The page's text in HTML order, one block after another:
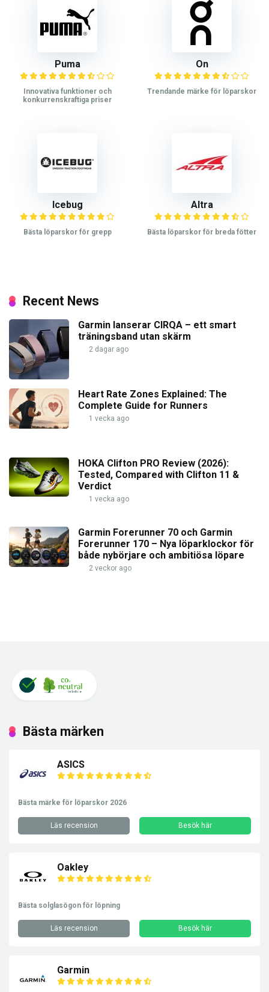
Puma
Innovativa funktioner och
konkurrenskraftiga priser
On
Trendande märke för löparskor
Icebug
Bästa löparskor för grepp
Altra
Bästa löparskor för breda fötter
Recent News
Garmin lanserar CIRQA – ett smart
träningsband utan skärm
2 dagar ago
Heart Rate Zones Explained: The
Complete Guide for Runners
1 vecka ago
HOKA Clifton PRO Review (2026):
Tested, Compared with Clifton 11 &
Verdict
1 vecka ago
Garmin Forerunner 70 och Garmin
Forerunner 170 – Nya löparklockor för
både nybörjare och ambitiösa löpare
2 veckor ago
Bästa märken
ASICS
Bästa märke för löparskor 2026
Läs recension Besök här
Oakley
Bästa solglasögon för löpning
Läs recension Besök här
Garmin